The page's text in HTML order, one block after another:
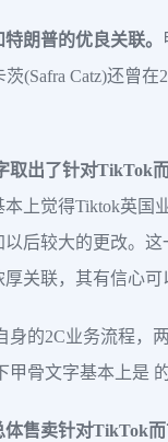
朗普的优良关联。
(Safra Catz)还曾
出了针对TikTok
上觉得Tiktok英
后较大的更改。
关联，其有信心可
的2C业务流程，
骨文字基本上是 的
售卖针对TikTok